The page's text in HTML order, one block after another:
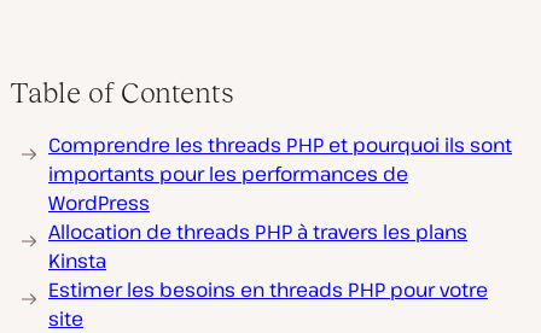
Table of Contents
Comprendre les threads PHP et pourquoi ils sont
importants pour les performances de
WordPress
Allocation de threads PHP à travers les plans
Kinsta
Estimer les besoins en threads PHP pour votre
site